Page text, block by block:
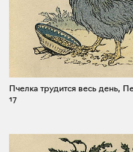
Пчелка трудится весь день,
17